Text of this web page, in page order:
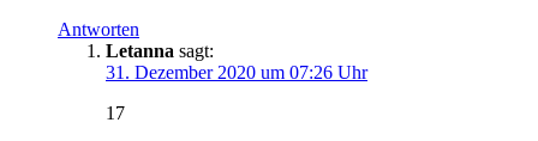
Antworten
Letanna sagt:
31. Dezember 2020 um 07:26 Uhr
17